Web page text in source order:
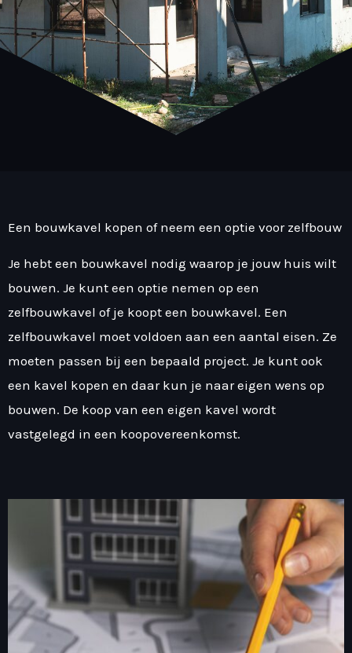
Een bouwkavel kopen of neem een optie voor zelfbouw
Je hebt een bouwkavel nodig waarop je jouw huis wilt
bouwen. Je kunt een optie nemen op een
zelfbouwkavel of je koopt een bouwkavel. Een
zelfbouwkavel moet voldoen aan een aantal eisen. Ze
moeten passen bij een bepaald project. Je kunt ook
een kavel kopen en daar kun je naar eigen wens op
bouwen. De koop van een eigen kavel wordt
vastgelegd in een koopovereenkomst.